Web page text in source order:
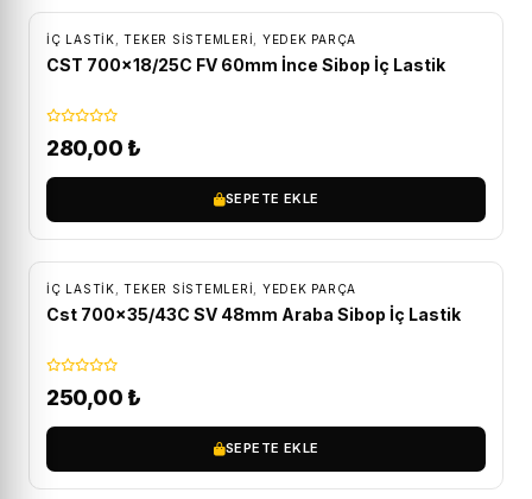
İÇ LASTIK ,TEKER SISTEMLERI YEDEK PARÇA
CST 700×18/25C FV 60mm İnce Sibop İç Lastik
280,00 ₺
SEPETE EKLE
İÇ LASTIK ,TEKER SISTEMLERI YEDEK PARÇA
Cst 700×35/43C SV 48mm Araba Sibop İç Lastik
250,00 ₺
SEPETE EKLE